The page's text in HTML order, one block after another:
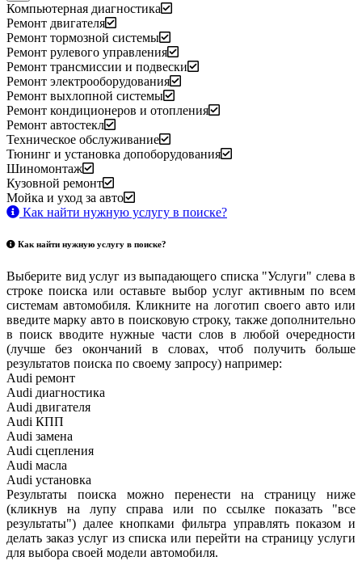
Компьютерная диагностика
Ремонт двигателя
Ремонт тормозной системы
Ремонт рулевого управления
Ремонт трансмиссии и подвески
Ремонт электрооборудования
Ремонт выхлопной системы
Ремонт кондиционеров и отопления
Ремонт автостекл
Техническое обслуживание
Тюнинг и установка допоборудования
Шиномонтаж
Кузовной ремонт
Мойка и уход за авто
Как найти нужную услугу в поиске?
Как найти нужную услугу в поиске?
Выберите вид услуг из выпадающего списка "Услуги" слева в
строке поиска или оставьте выбор услуг активным по всем
системам автомобиля. Кликните на логотип своего авто или
введите марку авто в поисковую строку, также дополнительно
в поиск вводите нужные части слов в любой очередности
(лучше без окончаний в словах, чтоб получить больше
результатов поиска по своему запросу) например:
Audi ремонт
Audi диагностика
Audi двигателя
Audi КПП
Audi замена
Audi сцепления
Audi масла
Audi установка
Результаты поиска можно перенести на страницу ниже
(кликнув на лупу справа или по ссылке показать "все
результаты") далее кнопками фильтра управлять показом и
делать заказ услуг из списка или перейти на страницу услуги
для выбора своей модели автомобиля.